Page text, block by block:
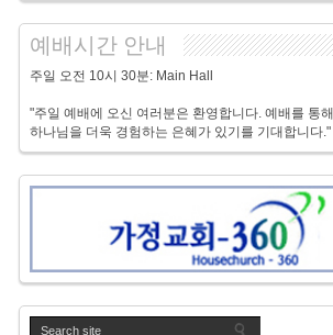
예배시간 안내
주일 오전 10시 30분: Main Hall
"주일 예배에 오신 여러분은 환영합니다. 예배를 통해
하나님을 더욱 경험하는 은혜가 있기를 기대합니다."